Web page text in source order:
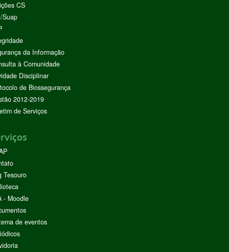
CS
Suap
da Informação
à Comunidade
Disciplinar
de Biossegurança
2012-2019
de Serviços
Tesouro
- Moodle
de eventos